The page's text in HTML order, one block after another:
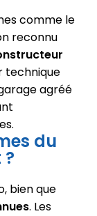
comme le
reconnu
technique
agréé
du
bien que
. Les